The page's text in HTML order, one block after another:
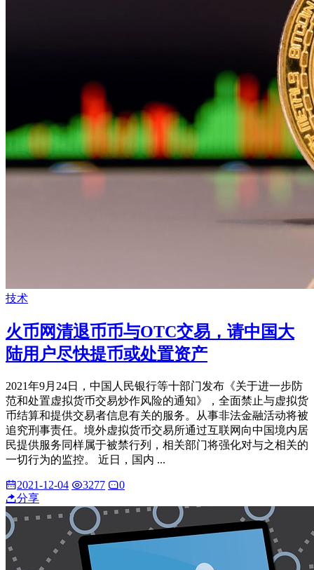
技术
火币网清退币币与OTC交易，请中国大
陆用户尽快提币或处置资产
2021年9月24日，中国人民银行等十部门发布《关于进一步防
范和处置虚拟货币交易炒作风险的通知》，全面禁止与虚拟货
币结算和提供交易者信息有关的服务。从事非法金融活动将被
追究刑事责任。境外虚拟货币交易所通过互联网向中国境内居
民提供服务同样属于被禁行列，相关部门将强化对与之相关的
一切行为的监控。 近日，国内 ...
2021-12-04 3277
0
分享